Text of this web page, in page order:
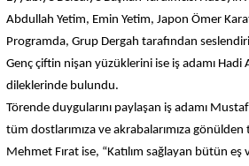
Abdullah Yetim, Emin Yetim, Japon Ömer
Programda, Grup Dergah tarafından
Genç çiftin nişan yüzüklerini ise iş adamı
dileklerinde bulundu.
Törende duygularını paylaşan iş adamı
tüm dostlarımıza ve akrabalarımıza
Mehmet Fırat ise, “Katılım sağlayan bütün